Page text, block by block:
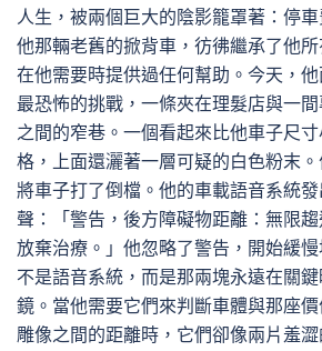
人生，被兩個巨大的陰影籠罩著：停
他那輛老舊的掀背車，彷彿繼承了他
在他需要時提供過任何幫助。今天，
最恐怖的挑戰，一條夾在理髮店與一
之間的窄巷。一個看起來比他車子尺
格，上面還灑著一層可疑的白色粉末
將車子打了倒檔。他的車載語音系統
聲：「警告，後方障礙物距離：無限
放棄治療。」他忽略了警告，開始緩
不是語音系統，而是那兩塊永遠在關
鏡。當他需要它們來判斷車體與那座
雕像之間的距離時，它們卻像兩片羞